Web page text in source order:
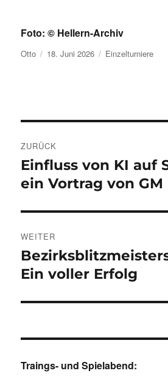
Foto: © Hellern-Archiv
Autor
Otto Veröffentlicht
am
18. Juni 2026 Kategorien
Einzelturniere
ZURÜCK
Vorheriger
Beitrag:
Einfluss von KI auf
ein Vortrag von
WEITER
Nächster
Beitrag:
Ein voller Erfolg
Traings- und Spielabend: